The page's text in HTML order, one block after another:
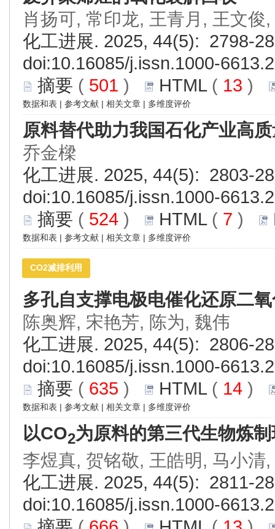
肖扬可, 常印龙, 王青月, 王文俊
化工进展. 2025, 44(5): 2798-
doi:10.16085/j.issn.1000-
摘要 ( 501 ) HTML( 13 )
数据和表 | 参考文献 | 相关文章 | 多维度评价
原料替代助力我国石化产业高
乔金樑
化工进展. 2025, 44(5): 2803-
doi:10.16085/j.issn.1000-
摘要 ( 524 ) HTML( 7 )
数据和表 | 参考文献 | 相关文章 | 多维度评价
CO2减排利用
多孔自支撑电极电催化还原二
陈奥辉, 宋艳芳, 陈为, 魏伟
化工进展. 2025, 44(5): 2806-
doi:10.16085/j.issn.1000-
摘要 ( 635 ) HTML( 14 )
数据和表 | 参考文献 | 相关文章 | 多维度评价
以CO2为原料的第三代生物炼
李煜真, 贺铭敬, 王皓明, 马小清
化工进展. 2025, 44(5): 2811-
doi:10.16085/j.issn.1000-